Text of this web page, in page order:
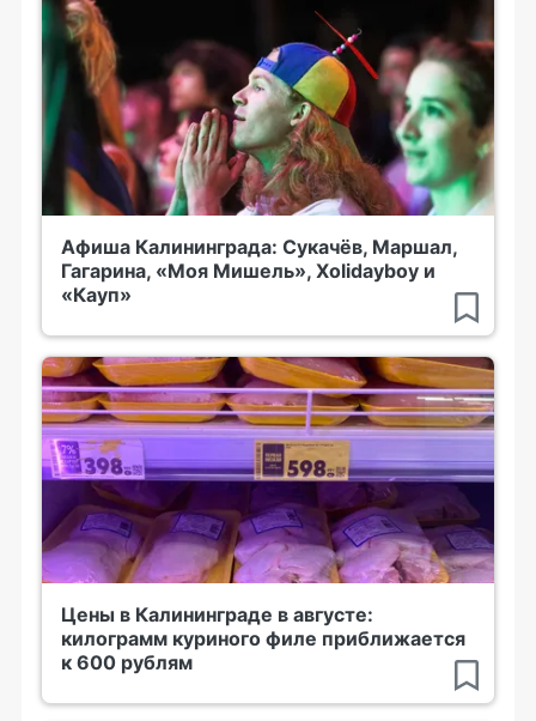
Афиша Калининграда: Сукачёв, Маршал,
Гагарина, «Моя Мишель», Xolidayboy и
«Кауп»
Цены в Калининграде в августе:
килограмм куриного филе приближается
к 600 рублям